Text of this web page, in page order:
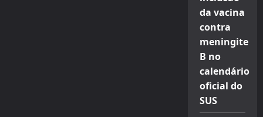
da vacina
contra
meningite
B no
calendário
oficial do
SUS